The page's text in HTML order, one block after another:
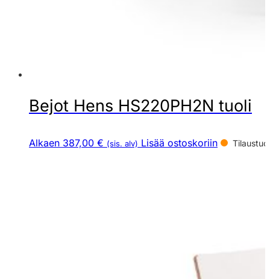
Bejot Hens HS220PH2N tuoli
Alkaen 387,00 € (sis. alv) Lisää ostoskoriin